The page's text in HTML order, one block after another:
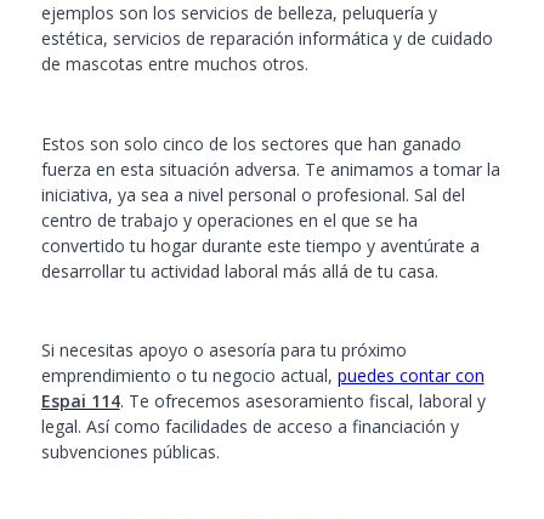
ejemplos son los servicios de belleza, peluquería y
estética, servicios de reparación informática y de cuidado
de mascotas entre muchos otros.
Estos son solo cinco de los sectores que han ganado
fuerza en esta situación adversa. Te animamos a tomar la
iniciativa, ya sea a nivel personal o profesional. Sal del
centro de trabajo y operaciones en el que se ha
convertido tu hogar durante este tiempo y aventúrate a
desarrollar tu actividad laboral más allá de tu casa.
Si necesitas apoyo o asesoría para tu próximo
emprendimiento o tu negocio actual, puedes contar con
Espai 114. Te ofrecemos asesoramiento fiscal, laboral y
legal. Así como facilidades de acceso a financiación y
subvenciones públicas.